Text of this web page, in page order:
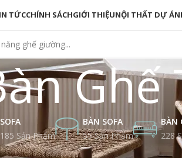
TỨCCHÍNH SÁCHGIỚI THIỆUNỘI THẤT DỰ ÁN
Ghế
SOFA
185 Sản Phẩm
BÀN SOFA
55 Sản Phẩm
BÀN
228
chủ Sản Phẩm Bàn Ghế Cafe Bàn Ghế